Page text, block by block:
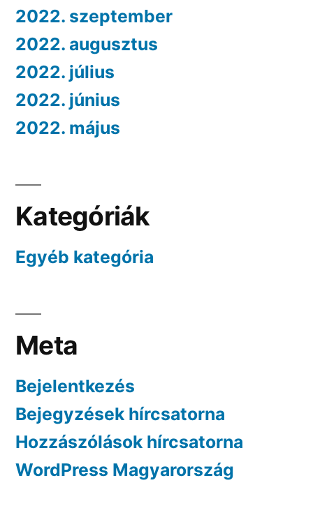
2022. szeptember
2022. augusztus
2022. július
2022. június
2022. május
Kategóriák
Egyéb kategória
Meta
Bejelentkezés
Bejegyzések hírcsatorna
Hozzászólások hírcsatorna
WordPress Magyarország